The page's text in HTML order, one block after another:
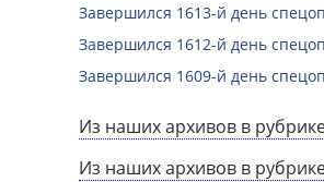
Завершился 1613-й день
Завершился 1612-й день
Завершился 1609-й день
Из наших архивов в
Из наших архивов в